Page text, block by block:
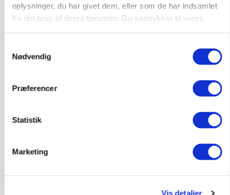
oplysninger, du har givet dem, eller som de har indsamlet
fra din brug af deres tjenester. Du samtykker til vores
Nødvendig
Præferencer
Statistik
Marketing
Vis detaljer